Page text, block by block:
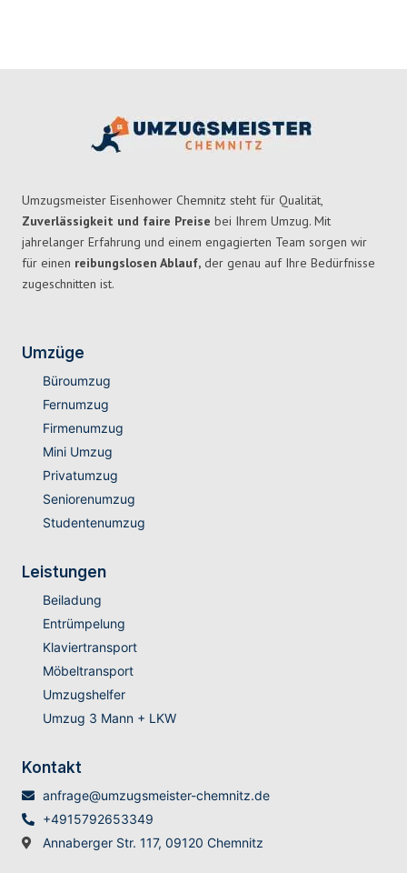
Umzugsmeister Eisenhower Chemnitz steht für Qualität,
Zuverlässigkeit und faire Preise bei Ihrem Umzug. Mit
jahrelanger Erfahrung und einem engagierten Team sorgen wir
für einen reibungslosen Ablauf, der genau auf Ihre Bedürfnisse
zugeschnitten ist.
Umzüge
Büroumzug
Fernumzug
Firmenumzug
Mini Umzug
Privatumzug
Seniorenumzug
Studentenumzug
Leistungen
Beiladung
Entrümpelung
Klaviertransport
Möbeltransport
Umzugshelfer
Umzug 3 Mann + LKW
Kontakt
anfrage@umzugsmeister-chemnitz.de
+4915792653349
Annaberger Str. 117, 09120 Chemnitz